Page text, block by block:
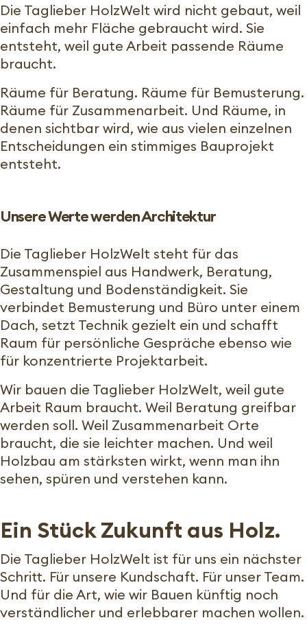
Die Taglieber HolzWelt wird nicht gebaut, weil
einfach mehr Fläche gebraucht wird. Sie
entsteht, weil gute Arbeit passende Räume
braucht.
Räume für Beratung. Räume für Bemusterung.
Räume für Zusammenarbeit. Und Räume, in
denen sichtbar wird, wie aus vielen einzelnen
Entscheidungen ein stimmiges Bauprojekt
entsteht.
Unsere Werte werden Architektur
Die Taglieber HolzWelt steht für das
Zusammenspiel aus Handwerk, Beratung,
Gestaltung und Bodenständigkeit. Sie
verbindet Bemusterung und Büro unter einem
Dach, setzt Technik gezielt ein und schafft
Raum für persönliche Gespräche ebenso wie
für konzentrierte Projektarbeit.
Wir bauen die Taglieber HolzWelt, weil gute
Arbeit Raum braucht. Weil Beratung greifbar
werden soll. Weil Zusammenarbeit Orte
braucht, die sie leichter machen. Und weil
Holzbau am stärksten wirkt, wenn man ihn
sehen, spüren und verstehen kann.
Ein Stück Zukunft aus Holz.
Die Taglieber HolzWelt ist für uns ein nächster
Schritt. Für unsere Kundschaft. Für unser Team.
Und für die Art, wie wir Bauen künftig noch
verständlicher und erlebbarer machen wollen.